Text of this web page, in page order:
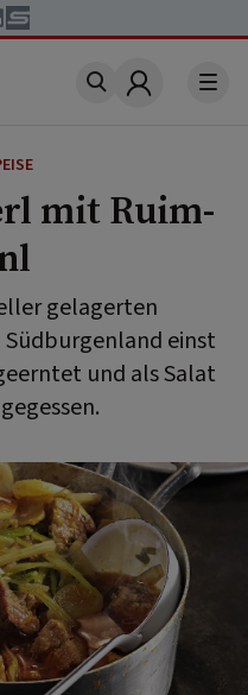
Account
mit Ruim-
gelagerten
einst
und als Salat